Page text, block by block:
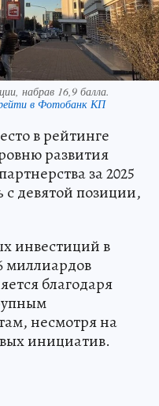
набрав 16,9 балла.
в Фотобанк КП
в рейтинге
развития
за 2025
с девятой позиции,
инвестиций в
миллиардов
благодаря
несмотря на
инициатив.